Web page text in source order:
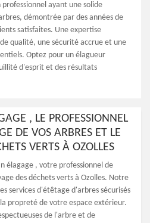
ayant une solide
démontrée par des années de
satisfaites. Une expertise
qualité, une sécurité accrue et une
Optez pour un élagueur
d'esprit et des résultats
, LE PROFESSIONNEL
DE VOS ARBRES ET LE
VERTS À OZOLLES
élagage , votre professionnel de
des déchets verts à Ozolles. Notre
services d'étêtage d'arbres sécurisés
propreté de votre espace extérieur.
de l'arbre et de